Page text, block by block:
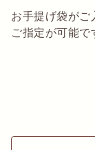
お手提げ袋が
ご指定が可能で